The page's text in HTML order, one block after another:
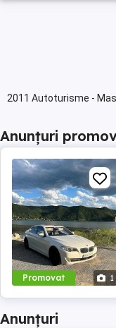
2011 Autoturisme -
Anunțuri
Promovat 1
Anunțuri